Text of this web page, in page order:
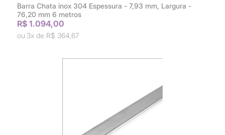
Barra Chata inox 304 Espessura - 7,93 mm, Largura -
76,20 mm 6 metros
R$ 1.094,00
3x de R$ 364,67